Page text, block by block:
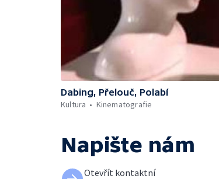
Dabing, Přelouč, Polabí
Kultura
Kinematografie
Napište nám
Otevřít kontaktní